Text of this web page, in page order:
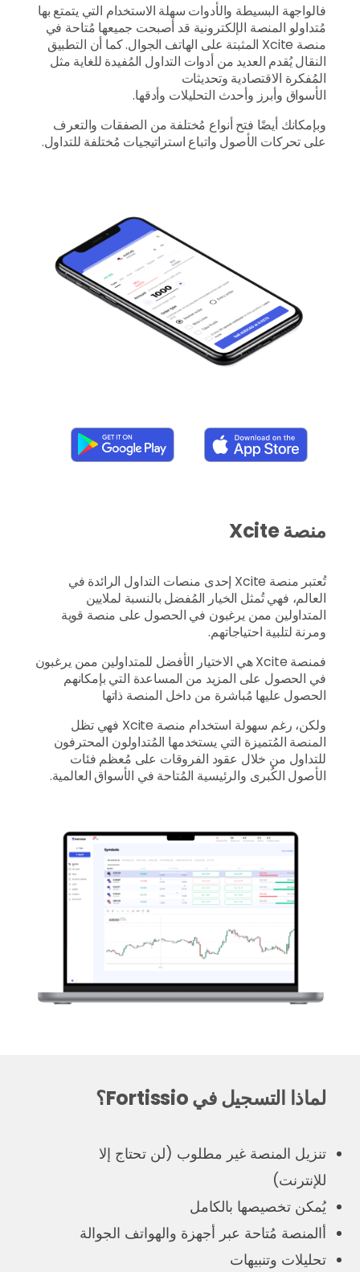
فالواجهة البسيطة والأدوات سهلة الاستخدام التي يتمتع بها
مُتداولو المنصة الإلكترونية قد أصبحت جميعها مُتاحة في
منصة Xcite المثبتة على الهاتف الجوال. كما أن التطبيق
النقال يُقدم العديد من أدوات التداول المُفيدة للغاية مثل
المُفكرة الاقتصادية وتحديثات
الأسواق وأبرز وأحدث التحليلات وأدقها.
وبإمكانك أيضًا فتح أنواع مُختلفة من الصفقات والتعرف
على تحركات الأصول واتباع استراتيجيات مُختلفة للتداول.
منصة Xcite
تُعتبر منصة Xcite إحدى منصات التداول الرائدة في
العالم، فهي تُمثل الخيار المُفضل بالنسبة لملايين
المتداولين ممن يرغبون في الحصول على منصة قوية
ومرنة لتلبية احتياجاتهم.
فمنصة Xcite هي الاختيار الأفضل للمتداولين ممن يرغبون
في الحصول على المزيد من المساعدة التي بإمكانهم
الحصول عليها مُباشرة من داخل المنصة ذاتها
ولكن، رغم سهولة استخدام منصة Xcite فهي تظل
المنصة المُتميزة التي يستخدمها المُتداولون المحترفون
للتداول من خلال عقود الفروقات على مُعظم فئات
الأصول الكُبرى والرئيسية المُتاحة في الأسواق العالمية.
لماذا التسجيل في Fortissio؟
تنزيل المنصة غير مطلوب (لن تحتاج إلا
للإنترنت)
يُمكن تخصيصها بالكامل
أالمنصة مُتاحة عبر أجهزة والهواتف الجوالة
تحليلات وتنبيهات